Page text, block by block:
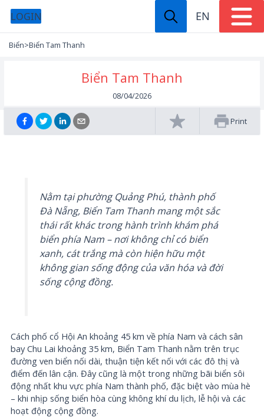
LOGIN EN
Biển>Biển Tam Thanh
Biển Tam Thanh
08/04/2026
Print
Nằm tại phường Quảng Phú, thành phố
Đà Nẵng, Biển Tam Thanh mang một sắc
thái rất khác trong hành trình khám phá
biển phía Nam – nơi không chỉ có biển
xanh, cát trắng mà còn hiện hữu một
không gian sống động của văn hóa và đời
sống cộng đồng.
Cách phố cổ Hội An khoảng 45 km về phía Nam và cách sân
bay Chu Lai khoảng 35 km, Biển Tam Thanh nằm trên trục
đường ven biển nối dài, thuận tiện kết nối với các đô thị và
điểm đến lân cận. Đây cũng là một trong những bãi biển sôi
động nhất khu vực phía Nam thành phố, đặc biệt vào mùa hè
– khi nhịp sống biển hòa cùng không khí du lịch, lễ hội và các
hoạt động cộng đồng.